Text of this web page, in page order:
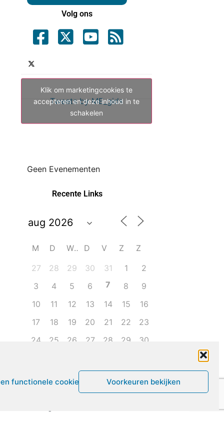
functionele cookies Voorkeuren bekijken
Volg ons
Tweets by ME_gids
Klik om marketingcookies te
accepteren en deze inhoud in te
schakelen
Geen Evenementen
Recente Links
M D W D V Z
Z
27
28 29 30 31 1
2
3
4 5 6 7 8
9
10
11 12 13 14 15
16
17
18 19 20 21 22
23
24
25 26 27 28 29
30
Leven met ME/CVS en POTS